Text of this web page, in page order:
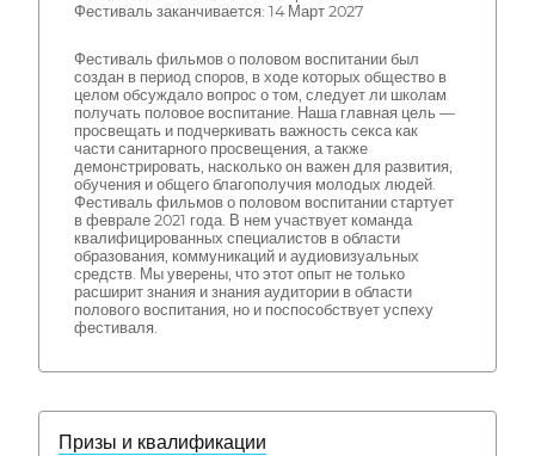
Фестиваль заканчивается: 14 Март 2027
Фестиваль фильмов о половом воспитании был
создан в период споров, в ходе которых общество в
целом обсуждало вопрос о том, следует ли школам
получать половое воспитание. Наша главная цель —
просвещать и подчеркивать важность секса как
части санитарного просвещения, а также
демонстрировать, насколько он важен для развития,
обучения и общего благополучия молодых людей.
Фестиваль фильмов о половом воспитании стартует
в феврале 2021 года. В нем участвует команда
квалифицированных специалистов в области
образования, коммуникаций и аудиовизуальных
средств. Мы уверены, что этот опыт не только
расширит знания и знания аудитории в области
полового воспитания, но и поспособствует успеху
фестиваля.
Призы и квалификации